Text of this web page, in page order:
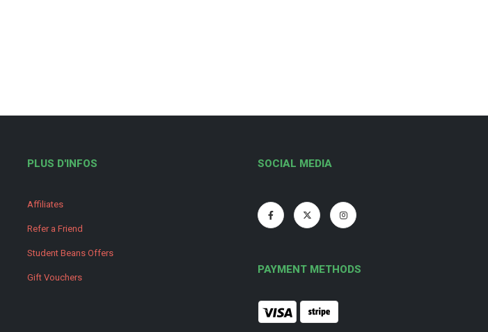
PLUS D'INFOS
Affiliates
Refer a Friend
Student Beans Offers
Gift Vouchers
SOCIAL MEDIA
PAYMENT METHODS